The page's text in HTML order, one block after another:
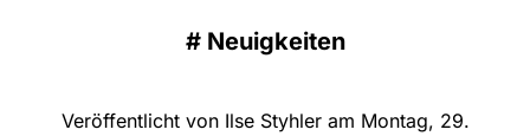
# Neuigkeiten
Veröffentlicht von Ilse Styhler am Montag, 29.